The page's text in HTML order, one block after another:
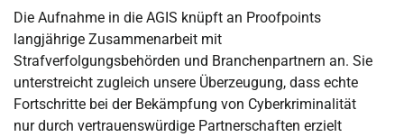
Die Aufnahme in die AGIS knüpft an Proofpoints
langjährige Zusammenarbeit mit
Strafverfolgungsbehörden und Branchenpartnern an. Sie
unterstreicht zugleich unsere Überzeugung, dass echte
Fortschritte bei der Bekämpfung von Cyberkriminalität
nur durch vertrauenswürdige Partnerschaften erzielt